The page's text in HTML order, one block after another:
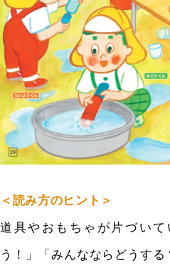
＜読み方のヒント＞
道具やおもちゃが片づい
う！」「みんなならどうす